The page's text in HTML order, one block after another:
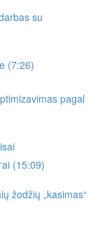
su
(7:26)
pagal
(15:09)
žodžių „kasimas“